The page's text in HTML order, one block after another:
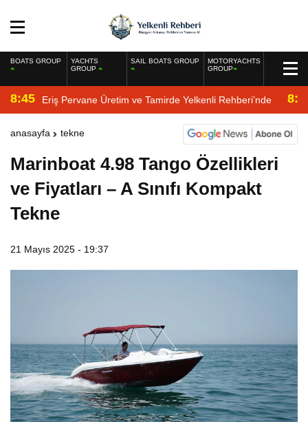
BOATS GROUP
YACHTS
GROUP
SAIL BOATS GROUP
MOTORYACHTS
GROUP
8:45 Eriş Pervane Üretim ve Tamirde Yelkenli Rehberi’nde
anasayfa tekne
Marinboat 4.98 Tango Özellikleri
ve Fiyatları – A Sınıfı Kompakt
Tekne
21 Mayıs 2025 - 19:37